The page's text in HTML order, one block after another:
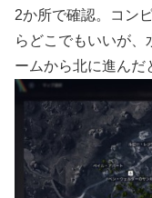
2か所で確認。コン
らどこでもいいが、
ームから北に進んだ